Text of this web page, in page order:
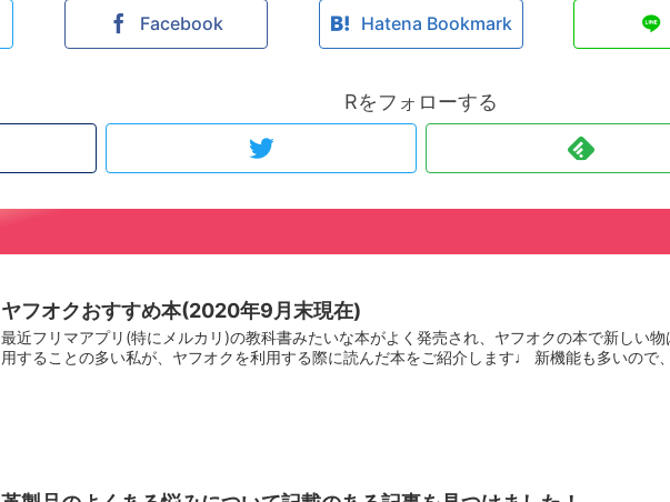
Facebook Hatena Bookmark
Rをフォローする
ヤフオクおすすめ本(2020年9月末現在)
最近フリマアプリ(特にメルカリ)の教科書みたいな本がよく発売され、ヤフオクの本で新しい
用することの多い私が、ヤフオクを利用する際に読んだ本をご紹介します♩ 新機能も多いので